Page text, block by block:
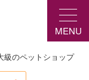
MENU
級のペットショップ